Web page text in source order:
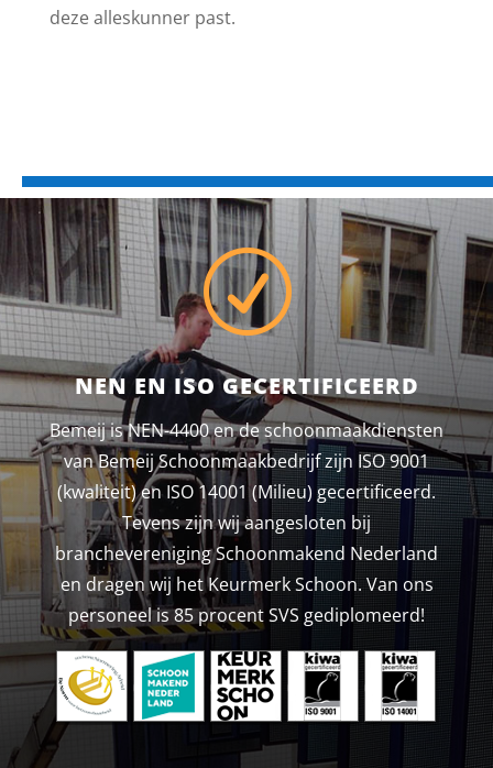
deze alleskunner past.
R
NEN EN ISO GECERTIFICEERD
Bemeij is NEN-4400 en de schoonmaakdiensten
van Bemeij Schoonmaakbedrijf zijn ISO 9001
(kwaliteit) en ISO 14001 (Milieu) gecertificeerd.
Tevens zijn wij aangesloten bij
branchevereniging Schoonmakend Nederland
en dragen wij het Keurmerk Schoon. Van ons
personeel is 85 procent SVS gediplomeerd!